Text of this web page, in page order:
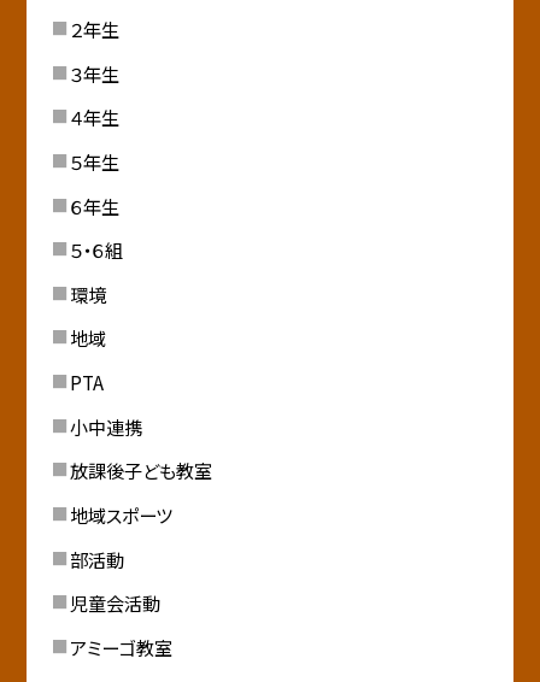
２年生
３年生
４年生
５年生
６年生
５・６組
環境
地域
PTA
小中連携
放課後子ども教室
地域スポーツ
部活動
児童会活動
アミーゴ教室